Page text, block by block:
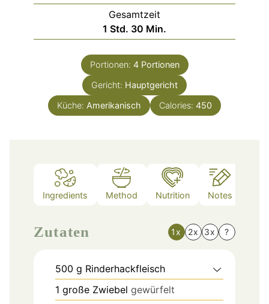
Gesamtzeit
1 Stunde
Std. 30 Minuten
Min.
Portionen: 4 Portionen
Gericht: Hauptgericht
Küche: Amerikanisch Calories: 450
Ingredients Method Nutrition Notes
Zutaten 1x 2x 3x ?
500 g Rinderhackfleisch
1 große Zwiebel gewürfelt